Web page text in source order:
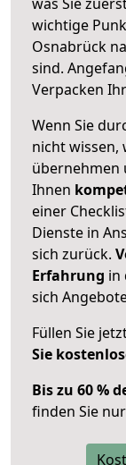
wichtige
Osnabrück
sind.
Verpacken
Wenn Sie
nicht wissen,
übernehmen
Ihnen
einer
Dienste in
sich zurück.
Erfahrung in
sich
Füllen Sie
Sie
Bis zu 60 %
finden Sie